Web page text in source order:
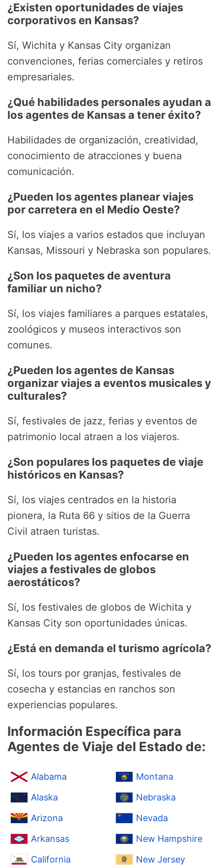
¿Existen oportunidades de viajes
corporativos en Kansas?
Sí, Wichita y Kansas City organizan
convenciones, ferias comerciales y retiros
empresariales.
¿Qué habilidades personales ayudan a
los agentes de Kansas a tener éxito?
Habilidades de organización, creatividad,
conocimiento de atracciones y buena
comunicación.
¿Pueden los agentes planear viajes
por carretera en el Medio Oeste?
Sí, los viajes a varios estados que incluyan
Kansas, Missouri y Nebraska son populares.
¿Son los paquetes de aventura
familiar un nicho?
Sí, los viajes familiares a parques estatales,
zoológicos y museos interactivos son
comunes.
¿Pueden los agentes de Kansas
organizar viajes a eventos musicales y
culturales?
Sí, festivales de jazz, ferias y eventos de
patrimonio local atraen a los viajeros.
¿Son populares los paquetes de viaje
históricos en Kansas?
Sí, los viajes centrados en la historia
pionera, la Ruta 66 y sitios de la Guerra
Civil atraen turistas.
¿Pueden los agentes enfocarse en
viajes a festivales de globos
aerostáticos?
Sí, los festivales de globos de Wichita y
Kansas City son oportunidades únicas.
¿Está en demanda el turismo agrícola?
Sí, los tours por granjas, festivales de
cosecha y estancias en ranchos son
experiencias populares.
Información Específica para
Agentes de Viaje del Estado de:
Alabama
Alaska
Arizona
Arkansas
California
Montana
Nebraska
Nevada
New Hampshire
New Jersey